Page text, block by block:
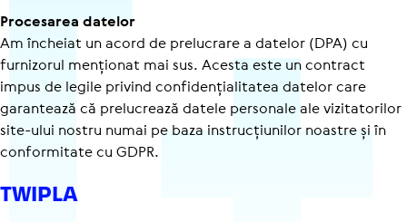
Procesarea datelor
Am încheiat un acord de prelucrare a datelor (DPA) cu
furnizorul menționat mai sus. Acesta este un contract
impus de legile privind confi­den­ți­a­li­tatea datelor care
garantează că prelucrează datele personale ale vizitatorilor
site-ului nostru numai pe baza instruc­țiu­nilor noastre și în
conformitate cu GDPR.
TWIPLA